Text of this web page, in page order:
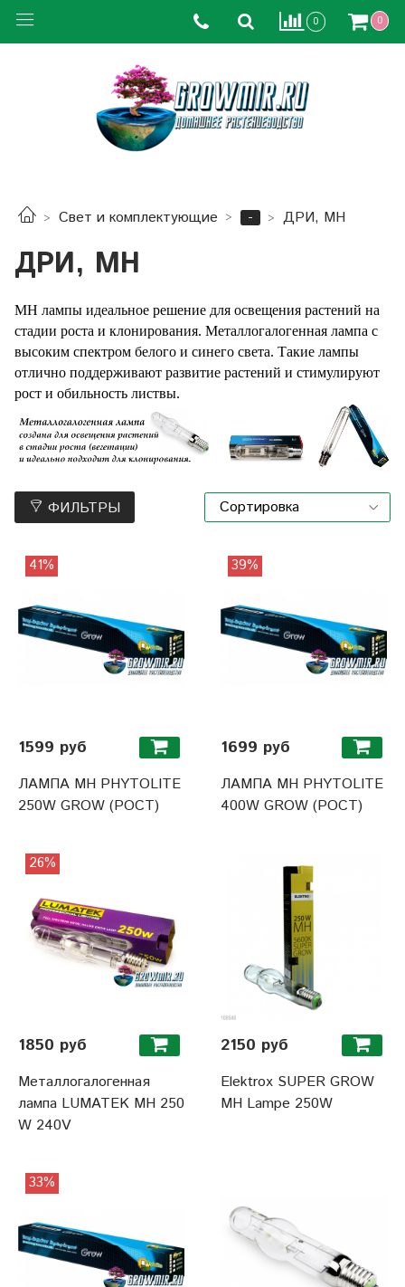
0 0
Свет и комплектующие - ДРИ, MH
ДРИ, MH
MH лампы идеальное решение для освещения растений на
стадии роста и клонирования. Металлогалогенная лампа с
высоким спектром белого и синего света. Такие лампы
отлично поддерживают развитие растений и стимулируют
рост и обильность листвы.
ФИЛЬТРЫ
41%
1599 руб
ЛАМПА MH PHYTOLITE
250W GROW (РОСТ)
39%
1699 руб
ЛАМПА MH PHYTOLITE
400W GROW (РОСТ)
26%
1850 руб
Металлогалогенная
лампа LUMATEK MH 250
W 240V
2150 руб
Elektrox SUPER GROW
MH Lampe 250W
33%